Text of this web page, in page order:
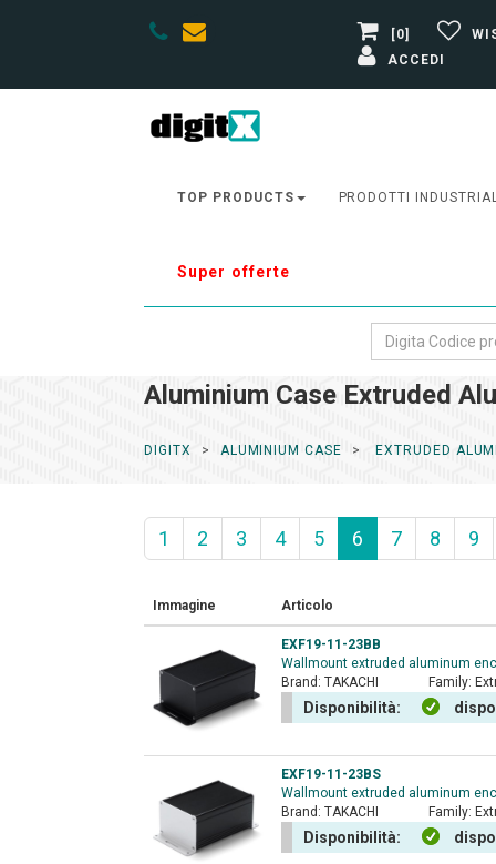
[0]
ACCEDI
TOP PRODUCTS PRODOTTI
Super offerte
Aluminium Case Extruded
DIGITX ALUMINIUM CASE EXTRUDED
1 2 3 4 5 6 7 8 9
Immagine Articolo
EXF19-11-23BB
Wallmount extruded aluminum
Brand: TAKACHI Family:
Disponibilità:
EXF19-11-23BS
Wallmount extruded aluminum
Brand: TAKACHI Family:
Disponibilità: